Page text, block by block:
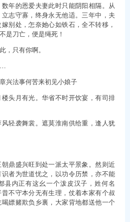
的恩爱夫妻此时只能阴阳相隔。从
志守寡，终身永无他适。三年中，夫
别处，怎奈她心如铁石，全不转移，
是刀亡，便是绳死！
只有你啊。
来初见小娘子
月有光。华省不时开饮宴，有司排
袭舞裳。遮莫淮南供给重，逢人犹
盛兴旺到处一派太平景象。然则近
者为世道忧之，以功令历禁，亦不能
县内正有这幺一个泼皮汉子，姓何名
不守本分无有生理，仗着本家有个叔
嫖赌欺负乡裏，大家背地都送他一个